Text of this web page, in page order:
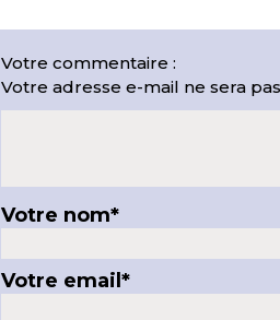
Votre commentaire :
Votre adresse e-mail ne sera
Votre nom*
Votre email *